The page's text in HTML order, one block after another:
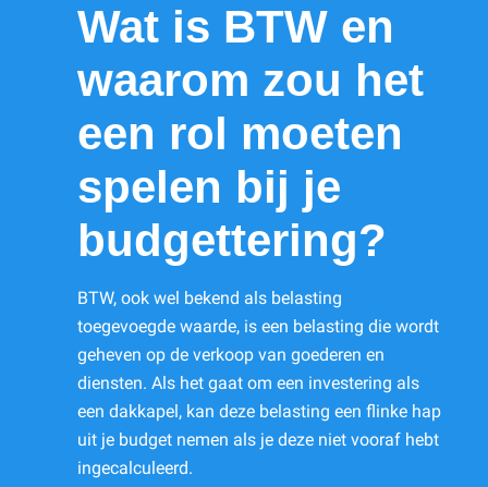
Wat is BTW en
waarom zou het
een rol moeten
spelen bij je
budgettering?
BTW, ook wel bekend als belasting
toegevoegde waarde, is een belasting die wordt
geheven op de verkoop van goederen en
diensten. Als het gaat om een investering als
een dakkapel, kan deze belasting een flinke hap
uit je budget nemen als je deze niet vooraf hebt
ingecalculeerd.